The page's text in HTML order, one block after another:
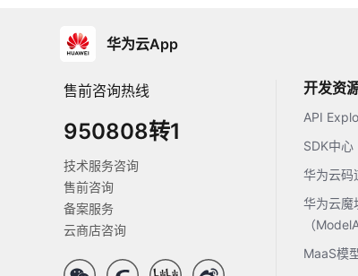
华为云App
售前咨询热线
950808转1
技术服务咨询
售前咨询
备案服务
云商店咨询
开发资
API
SDK中心
华为云码
华为云魔
（
MaaS模